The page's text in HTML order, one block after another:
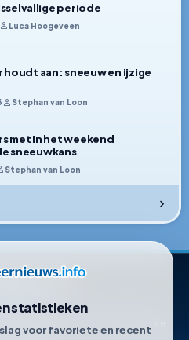
statistieken
voor favoriete en recent
periode
Luca Hoogeveen
aan: sneeuw en ijzige
Stephan van Loon
met in het weekend
sneeuwkans
Stephan van Loon
Alle rechten